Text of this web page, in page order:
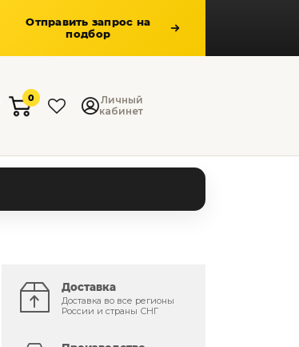
Отправить запрос на
подбор
0
Личный
кабинет
Доставка
Доставка во все регионы
России и страны СНГ